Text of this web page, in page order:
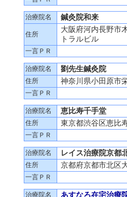
治療院名 鍼灸院和来
住所
大阪府河内長野市
トラルビル
一言ＰＲ
治療院名 劉先生鍼灸院
住所 神奈川県小田原市
一言ＰＲ
治療院名 恵比寿千手堂
住所 東京都渋谷区恵比
一言ＰＲ
治療院名 レイス治療院京都
住所 京都府京都市北区
一言ＰＲ
治療院名 あすなろ在宅治療